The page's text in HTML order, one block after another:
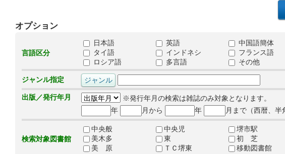
オプション
言語区分
日本語 英語 中国語簡体
タイ語
インドネシ フランス語
ロシア語
多言語 その他
ジャンル指定
出版／発行年月
※発行年月の検索は雑誌のみ対象となります。
年
月から 年 月まで（西暦、半
検索対象図書館
中央般 中央児 堺市駅
美木多
東 初 芝
美 原
ＴＣ堺東 移動図書館